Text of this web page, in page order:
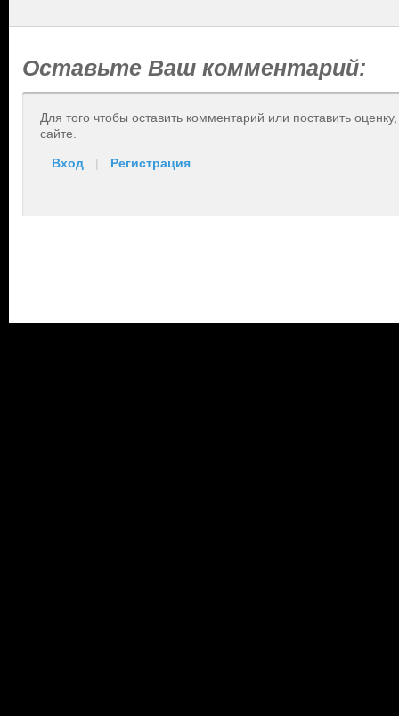
Оставьте Ваш комментарий:
Для того чтобы оставить комментарий или поставить
сайте.
Вход | Регистрация